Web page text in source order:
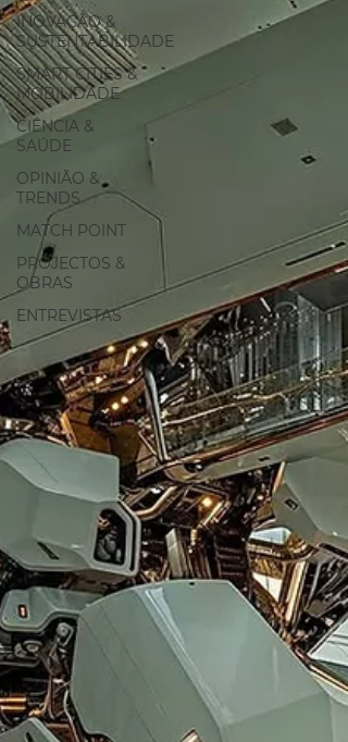
INOVAÇÃO &
SUSTENTABILIDADE
SMART CITIES &
MOBILIDADE
CIÊNCIA &
SAÚDE
OPINIÃO &
TRENDS
MATCH POINT
PROJECTOS &
OBRAS
ENTREVISTAS